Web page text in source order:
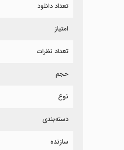
تعداد دانلود
امتیاز
تعداد نظرات
حجم
نوع
دسته‌بندی
سازنده